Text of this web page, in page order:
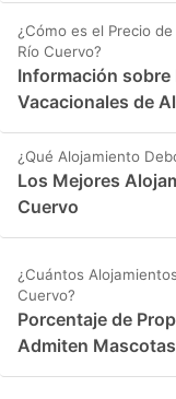
¿Cómo es el Precio
Río Cuervo?
Información sobre
Vacacionales de
¿Qué Alojamiento
Los Mejores
Cuervo
¿Cuántos
Cuervo?
Porcentaje de
Admiten